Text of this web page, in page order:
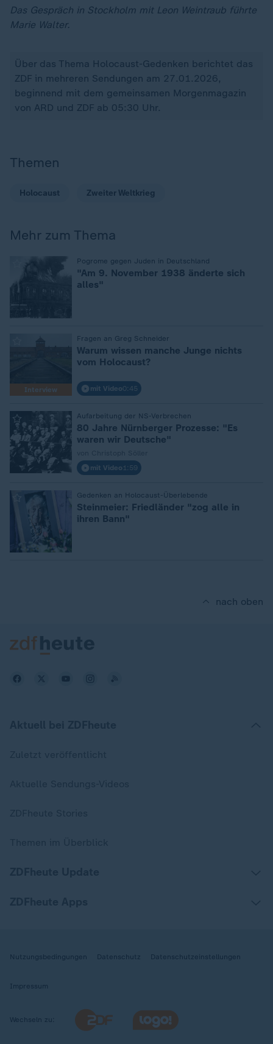
Das Gespräch in Stockholm mit Leon Weintraub führte
Marie Walter.
Über das Thema Holocaust-Gedenken berichtet das
ZDF in mehreren Sendungen am 27.01.2026,
beginnend mit dem gemeinsamen Morgenmagazin
von ARD und ZDF ab 05:30 Uhr.
Themen
Holocaust Zweiter Weltkrieg
Mehr zum Thema
Pogrome gegen Juden in Deutschland
"Am 9. November 1938 änderte sich
alles"
Interview
Fragen an Greg Schneider
Warum wissen manche Junge nichts
vom Holocaust?
mit Video0:45
Aufarbeitung der NS-Verbrechen
80 Jahre Nürnberger Prozesse: "Es
waren wir Deutsche"
mit Video 1:59
Gedenken an Holocaust-Überlebende
Steinmeier: Friedländer "zog alle in
ihren Bann"
nach oben
Nutzungsbedingungen Datenschutz Datenschutzeinstellungen
Impressum
Wechseln zu: